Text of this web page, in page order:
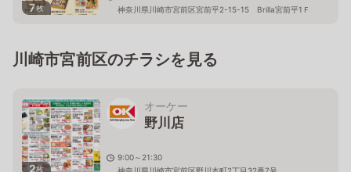
7枚
神奈川県川崎市宮前区宮前平2-15-15 Brilla宮前平1Ｆ
川崎市宮前区のチラシを見る
2枚
オーケー
野川店
9:00～21:30